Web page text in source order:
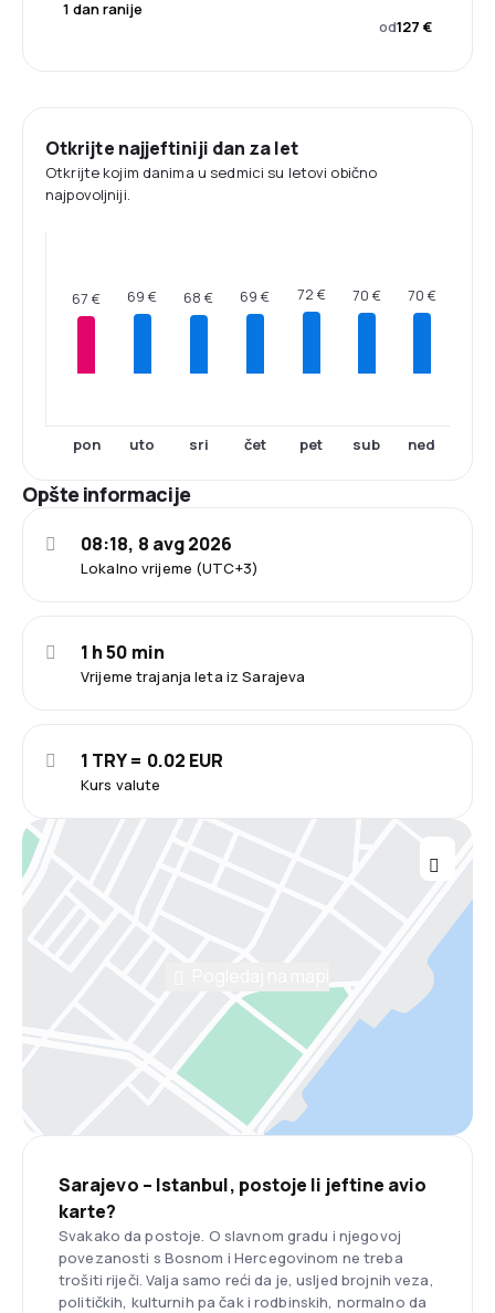
1 dan ranije
od127 €
Otkrijte najjeftiniji dan za let
Otkrijte kojim danima u sedmici su letovi obično
najpovoljniji.
67 €
pon
69 €
uto
68 €
sri
69 €
čet
72 €
pet
70 €
sub
70 €
ned
Opšte informacije
Lokalno vrijeme (UTC+3)
08:18, 8 avg 2026
Vrijeme trajanja leta iz Sarajeva
1 h 50 min
Kurs valute
1 TRY = 0.02 EUR
Sarajevo – Istanbul, postoje li jeftine avio
karte?
Svakako da postoje. O slavnom gradu i njegovoj
povezanosti s Bosnom i Hercegovinom ne treba
trošiti riječi. Valja samo reći da je, usljed brojnih veza,
političkih, kulturnih pa čak i rodbinskih, normalno da